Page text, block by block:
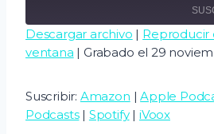
r
o
u
c
Amazon
COMPART
ENLACE
INCRUSTA
Descargar archivo | Reproducir
ventana | Grabado el 29
Suscribir: Amazon |Apple
Podcasts| Spotify| iVoox